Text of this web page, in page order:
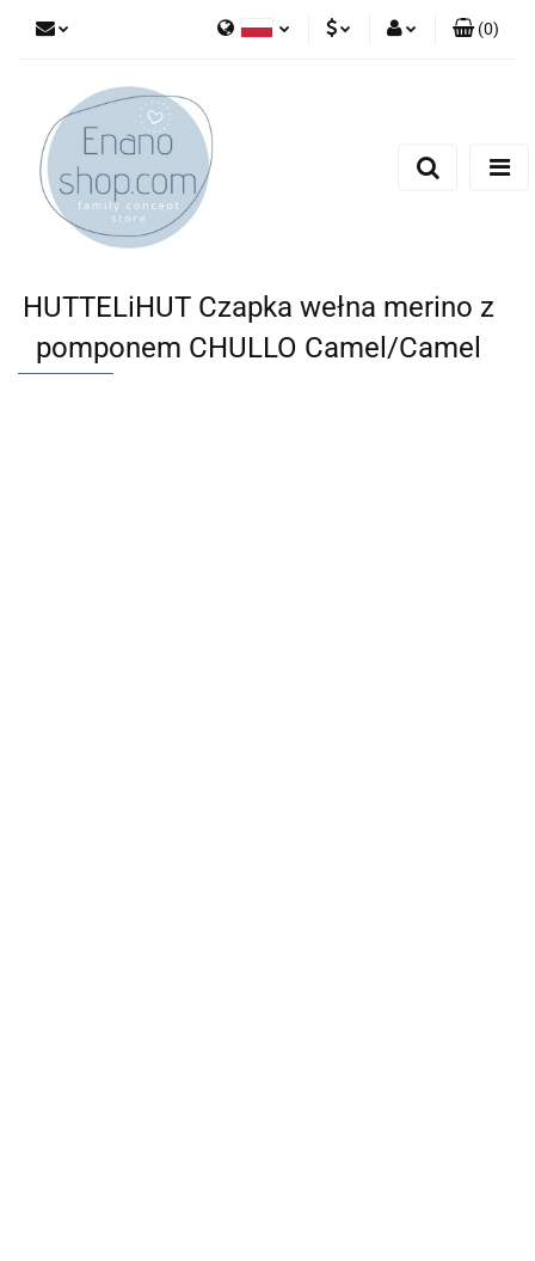
English
(0)
HUTTELiHUT Czapka wełna merino z
pomponem CHULLO Camel/Camel